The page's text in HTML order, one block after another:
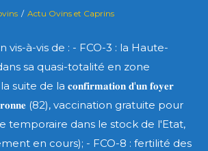
/ Actu Ovins et Caprins
vis-à-vis de : - FCO-3 : la Haute-
sa quasi-totalité en zone
de la 𝐜𝐨𝐧𝐟𝐢𝐫𝐦𝐚𝐭𝐢𝐨𝐧 𝐝'𝐮𝐧 𝐟𝐨𝐲𝐞𝐫
(82), vaccination gratuite pour
temporaire dans le stock de l'Etat,
en cours); - FCO-8 : fertilité des